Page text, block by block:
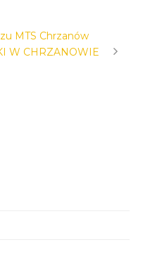
MTS Chrzanów
W CHRZANOWIE